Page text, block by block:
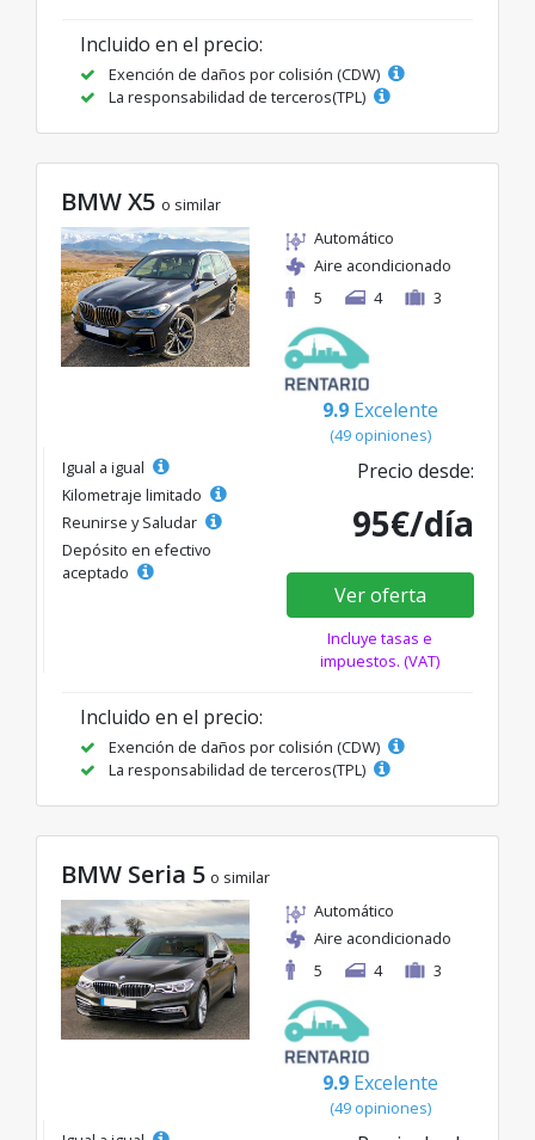
Incluido en el precio:
Exención de daños por colisión (CDW)
La responsabilidad de terceros(TPL)
BMW X5 o similar
Automático
Aire acondicionado
5
4 3
9.9 Excelente
(49 opiniones)
Igual a igual
Kilometraje limitado
Reunirse y Saludar
Depósito en efectivo
aceptado
Precio desde:
95€/día
Ver oferta
Incluye tasas e
impuestos. (VAT)
Incluido en el precio:
Exención de daños por colisión (CDW)
La responsabilidad de terceros(TPL)
BMW Seria 5 o similar
Automático
Aire acondicionado
5
4 3
9.9 Excelente
(49 opiniones)